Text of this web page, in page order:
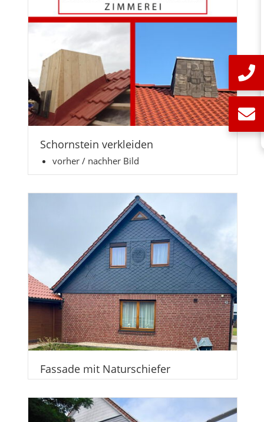
Schornstein verkleiden
vorher / nachher Bild
Fassade mit Naturschiefer